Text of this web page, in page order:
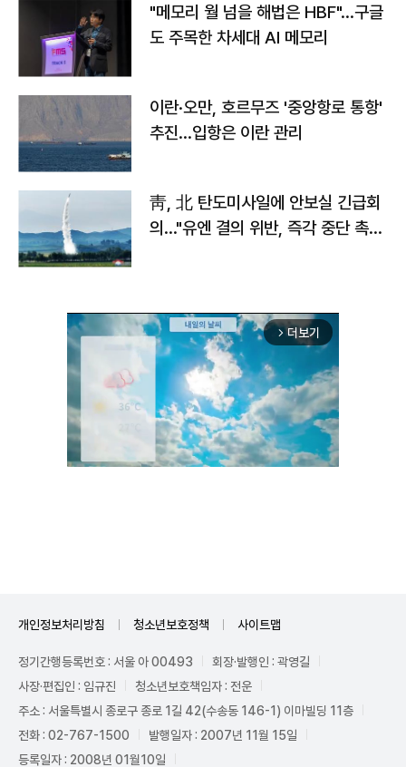
"메모리 월 넘을 해법은 HBF"…구글
도 주목한 차세대 AI 메모리
이란·오만, 호르무즈 '중앙항로 통항'
추진…입항은 이란 관리
靑, 北 탄도미사일에 안보실 긴급회
의…"유엔 결의 위반, 즉각 중단 촉
arrow_forward_ios 더보기
개인정보처리방침 청소년보호정책 사이트맵
정기간행등록번호 : 서울 아 00493
회장·발행인 : 곽영길
사장·편집인 : 임규진
청소년보호책임자 : 전운
주소 : 서울특별시 종로구 종로 1길 42(수송동 146-1) 이마빌딩 11층
전화 : 02-767-1500
발행일자 : 2007년 11월 15일
등록일자 : 2008년 01월10일